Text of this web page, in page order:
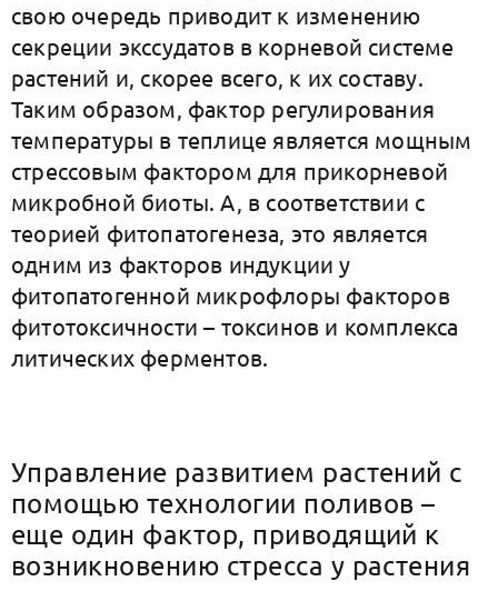
свою очередь приводит к изменению
секреции экссудатов в корневой системе
растений и, скорее всего, к их составу.
Таким образом, фактор регулирования
температуры в теплице является мощным
стрессовым фактором для прикорневой
микробной биоты. А, в соответствии с
теорией фитопатогенеза, это является
одним из факторов индукции у
фитопатогенной микрофлоры факторов
фитотоксичности – токсинов и комплекса
литических ферментов.
Управление развитием растений с
помощью технологии поливов –
еще один фактор, приводящий к
возникновению стресса у растения